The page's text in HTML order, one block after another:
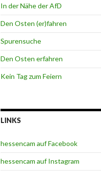
In der Nähe der AfD
Den Osten (er)fahren
Spurensuche
Den Osten erfahren
Kein Tag zum Feiern
LINKS
hessencam auf Facebook
hessencam auf Instagram